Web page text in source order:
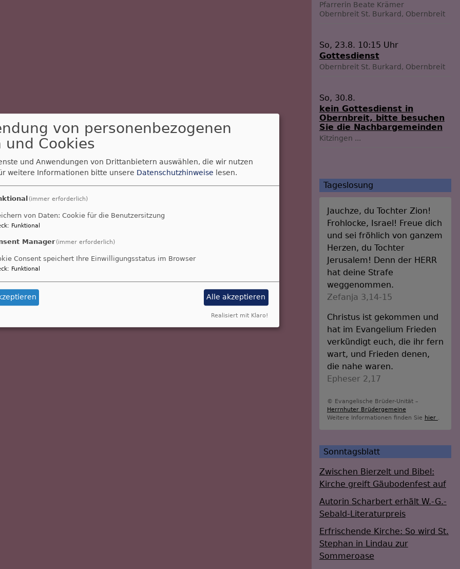
Pfarrerin Beate Krämer
Obernbreit St. Burkard, Obernbreit
So, 23.8. 10:15 Uhr
Gottesdienst
Obernbreit St. Burkard, Obernbreit
So, 30.8.
kein Gottesdienst in
Obernbreit, bitte besuchen
Sie die Nachbargemeinden
Kitzingen ...
Tageslosung
Jauchze, du Tochter Zion!
Frohlocke, Israel! Freue dich
und sei fröhlich von ganzem
Herzen, du Tochter
Jerusalem! Denn der HERR
hat deine Strafe
weggenommen.
Zefanja 3,14-15
Christus ist gekommen und
hat im Evangelium Frieden
verkündigt euch, die ihr fern
wart, und Frieden denen,
die nahe waren.
Epheser 2,17
© Evangelische Brüder-Unität –
Herrnhuter Brüdergemeine
Weitere Informationen finden Sie hier
Sonntagsblatt
Zwischen Bierzelt und Bibel:
Kirche greift Gäubodenfest auf
Autorin Scharbert erhält W.-G.-
Sebald-Literaturpreis
Erfrischende Kirche: So wird St.
Stephan in Lindau zur
Sommeroase
von personenbezogenen
und Cookies
und Anwendungen von Drittanbietern auswählen, die wir nutzen
weitere Informationen bitte unsere Datenschutzhinweise lesen.
(immer erforderlich)
von Daten: Cookie für die Benutzersitzung
: Funktional
Manager (immer erforderlich)
Consent speichert Ihre Einwilligungsstatus im Browser
: Funktional
Alle akzeptieren
Realisiert mit Klaro!